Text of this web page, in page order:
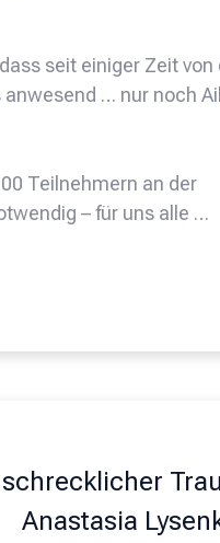
seit einiger Zeit von
… nur noch
Teilnehmern an der
– für uns alle …
Anastasia